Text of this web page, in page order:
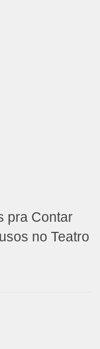
pra Contar
no Teatro